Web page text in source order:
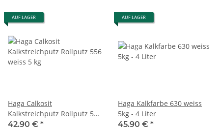
AUF LAGER
Haga Calkosit
Kalkstreichputz Rollputz 556
weiss 5 kg
42,90 € *
AUF LAGER
Haga Kalkfarbe 630 weiss
5kg - 4 Liter
45,90 € *